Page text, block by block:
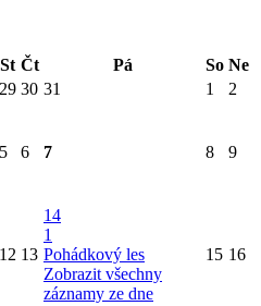
St Čt Pá So Ne
29 30 31 1
2
5 6 7 8 9
12 13
14
1
Pohádkový les
Zobrazit všechny
záznamy ze dne
15 16